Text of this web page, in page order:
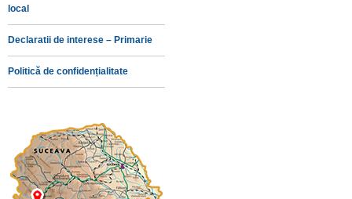
local
Declaratii de interese – Primarie
Politică de confidențialitate